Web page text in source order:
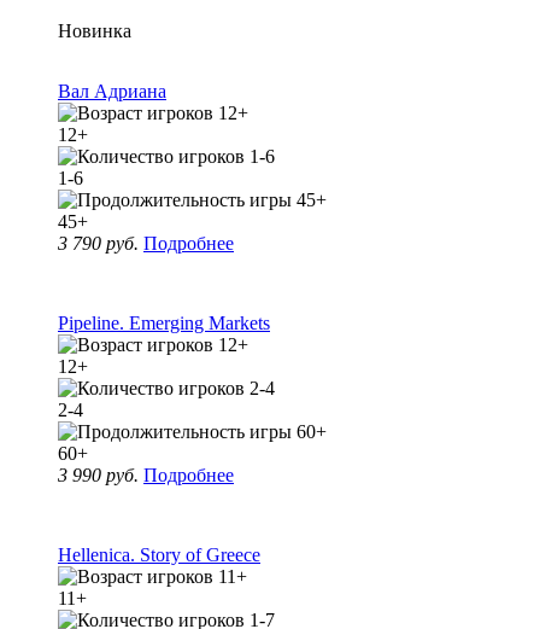
Новинка
Вал Адриана
12+
1-6
45+
3 790 руб. Подробнее
Pipeline. Emerging Markets
12+
2-4
60+
3 990 руб. Подробнее
Hellenica. Story of Greece
11+